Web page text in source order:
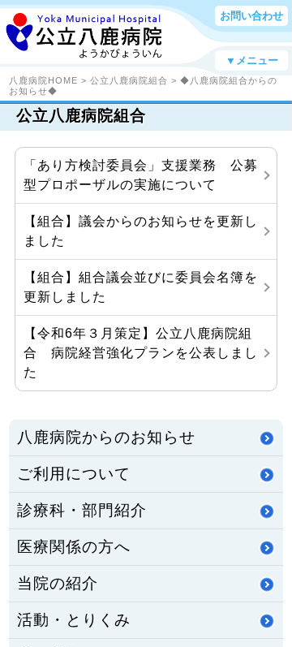
お問い合わせ
▼メニュー
八鹿病院HOME > 公立八鹿病院組合 > ◆八鹿病院組合からの
お知らせ◆
公立八鹿病院組合
「あり方検討委員会」支援業務 公募
型プロポーザルの実施について
【組合】議会からのお知らせを更新し
ました
【組合】組合議会並びに委員会名簿を
更新しました
【令和6年３月策定】公立八鹿病院組
合 病院経営強化プランを公表しまし
た
八鹿病院からのお知らせ
ご利用について
診療科・部門紹介
医療関係の方へ
当院の紹介
活動・とりくみ